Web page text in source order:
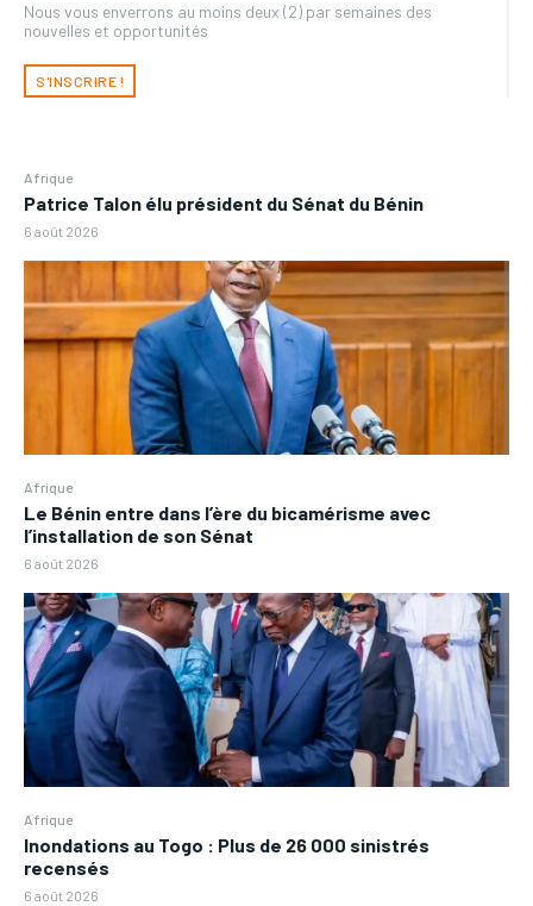
Nous vous enverrons au moins deux (2) par semaines des
nouvelles et opportunités
S'INSCRIRE !
Afrique
Patrice Talon élu président du Sénat du Bénin
6 août 2026
Afrique
Le Bénin entre dans l’ère du bicamérisme avec
l’installation de son Sénat
6 août 2026
Afrique
Inondations au Togo : Plus de 26 000 sinistrés
recensés
6 août 2026